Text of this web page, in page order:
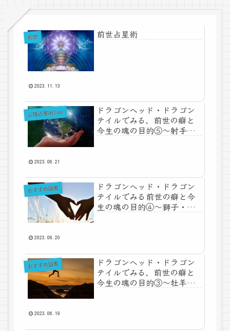
前世 前世占星術
2023.11.13
心理占星術Tips
ドラゴンヘッド・ドラゴン
テイルでみる、前世の癖と
今生の魂の目的⑤～射手・
2023.06.21
おすすめ図書
ドラゴンヘッド・ドラゴン
テイルでみる前世の癖と今
生の魂の目的④～獅子・乙
2023.06.20
おすすめ図書
ドラゴンヘッド・ドラゴン
テイルでみる、前世の癖と
今生の魂の目的③～牡羊・
2023.06.19